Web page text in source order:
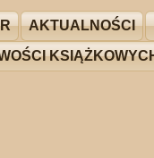
AKTUALNOŚCI